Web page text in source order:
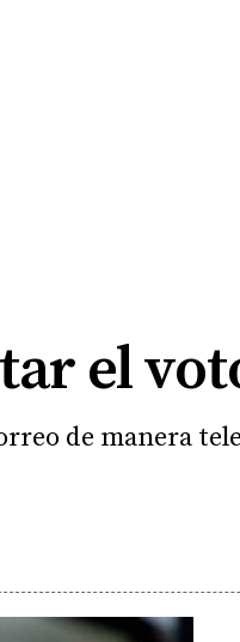
el
de manera